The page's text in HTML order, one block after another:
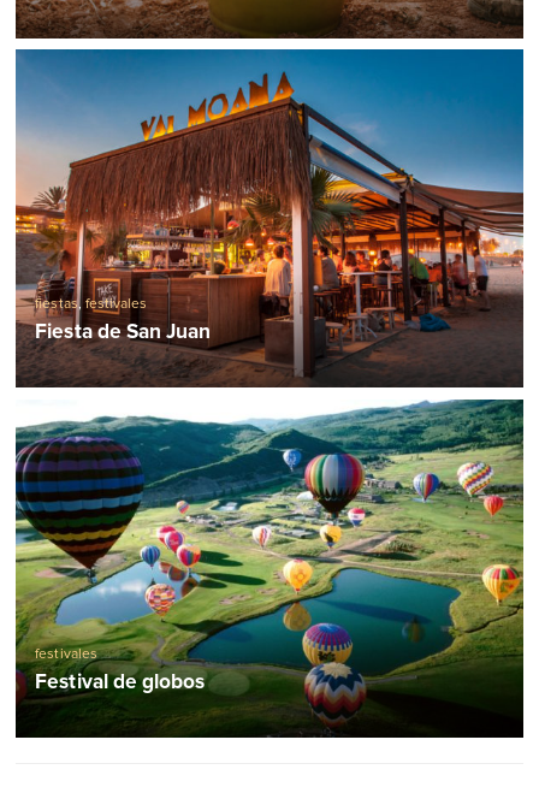
fiestas, festivales
Fiesta de San Juan
festivales
Festival de globos